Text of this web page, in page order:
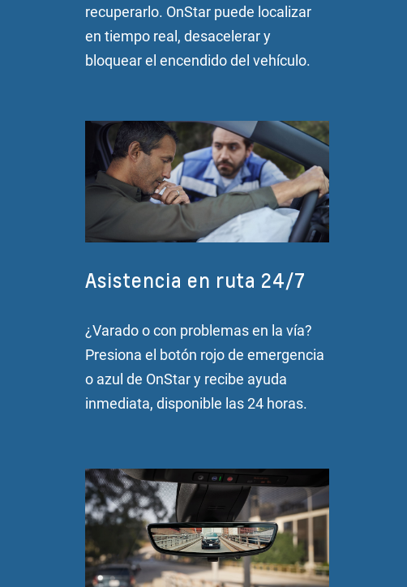
recuperarlo. OnStar puede localizar
en tiempo real, desacelerar y
bloquear el encendido del vehículo.
Asistencia en ruta 24/7
¿Varado o con problemas en la vía?
Presiona el botón rojo de emergencia
o azul de OnStar y recibe ayuda
inmediata, disponible las 24 horas.